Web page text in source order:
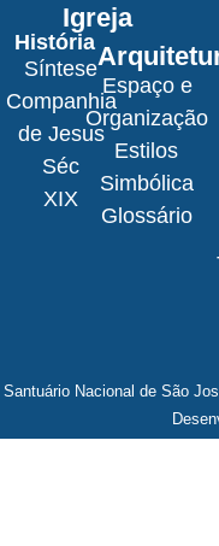
Igreja
História
Síntese
Companhia
de Jesus
Séc
XIX
Espaço e
Organização
Estilos
Simbólica
Glossário
Santuário Nacional de São